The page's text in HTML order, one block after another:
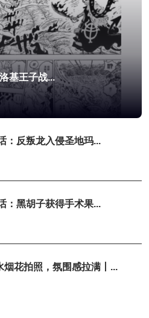
基王子战...
：反叛龙入侵圣地玛...
：黑胡子获得手术果...
烟花拍照，氛围感拉满丨...